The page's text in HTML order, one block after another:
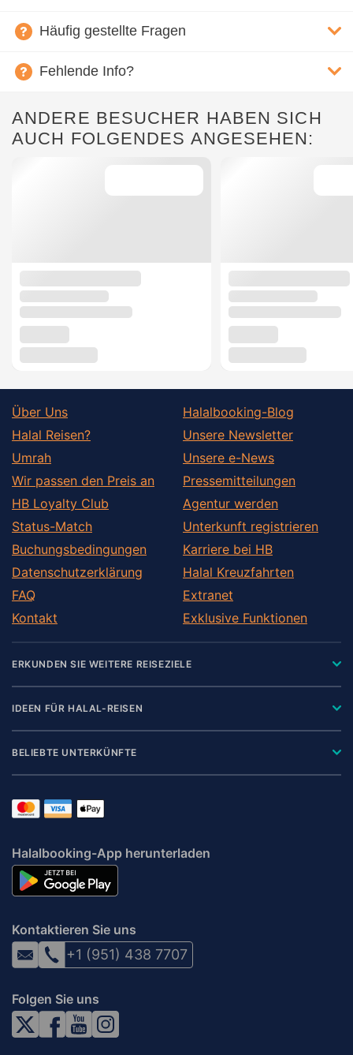
Häufig gestellte Fragen
Fehlende Info?
ANDERE BESUCHER HABEN SICH
AUCH FOLGENDES ANGESEHEN:
Über Uns
Halal Reisen?
Umrah
Wir passen den Preis an
HB Loyalty Club
Status-Match
Buchungsbedingungen
Datenschutzerklärung
FAQ
Kontakt
Halalbooking-Blog
Unsere Newsletter
Unsere e-News
Pressemitteilungen
Agentur werden
Unterkunft registrieren
Karriere bei HB
Halal Kreuzfahrten
Extranet
Exklusive Funktionen
ERKUNDEN SIE WEITERE REISEZIELE
IDEEN FÜR HALAL-REISEN
BELIEBTE UNTERKÜNFTE
Halalbooking-App herunterladen
Kontaktieren Sie uns
+1 (951) 438 7707
Folgen Sie uns